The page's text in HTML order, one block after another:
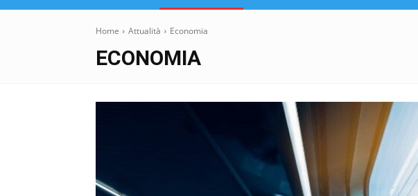
Home Attualità Economia
ECONOMIA